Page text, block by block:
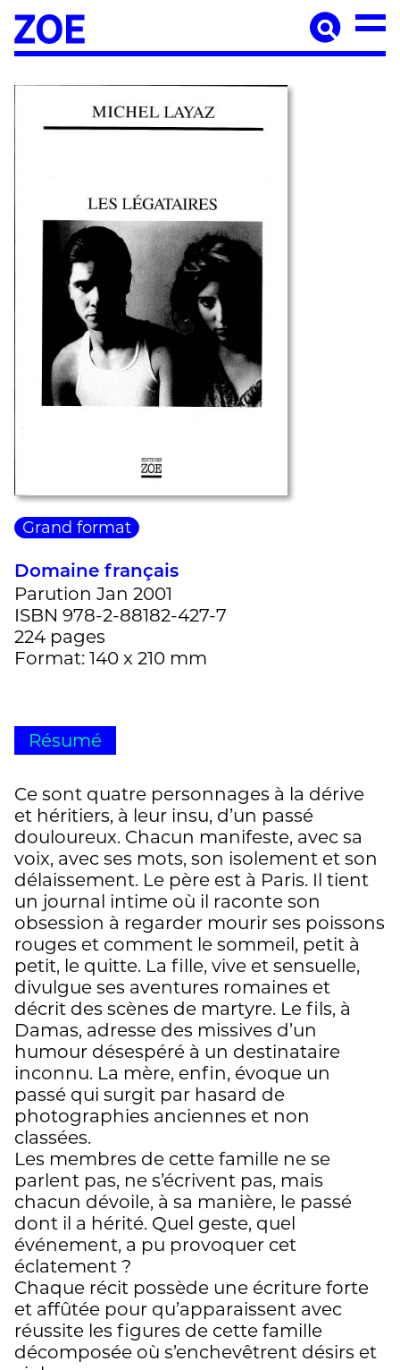
Accueil
À paraître
Catalogue
Auteur·ices
Agenda
Les éditions Zoé
Diffusion
Médiation culturelle
Manuscrits
Foreign rights
Contact
Mentions légales
Newsletter
Grand format
Domaine français
Parution Jan 2001
ISBN 978-2-88182-427-7
224 pages
Format: 140 x 210 mm
Résumé
Ce sont quatre personnages à la dérive
et héritiers, à leur insu, d’un passé
douloureux. Chacun manifeste, avec sa
voix, avec ses mots, son isolement et son
délaissement. Le père est à Paris. Il tient
un journal intime où il raconte son
obsession à regarder mourir ses poissons
rouges et comment le sommeil, petit à
petit, le quitte. La fille, vive et sensuelle,
divulgue ses aventures romaines et
décrit des scènes de martyre. Le fils, à
Damas, adresse des missives d’un
humour désespéré à un destinataire
inconnu. La mère, enfin, évoque un
passé qui surgit par hasard de
photographies anciennes et non
classées.
Les membres de cette famille ne se
parlent pas, ne s’écrivent pas, mais
chacun dévoile, à sa manière, le passé
dont il a hérité. Quel geste, quel
événement, a pu provoquer cet
éclatement ?
Chaque récit possède une écriture forte
et affûtée pour qu’apparaissent avec
réussite les figures de cette famille
décomposée où s’enchevêtrent désirs et